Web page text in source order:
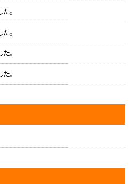
。
。
。
。